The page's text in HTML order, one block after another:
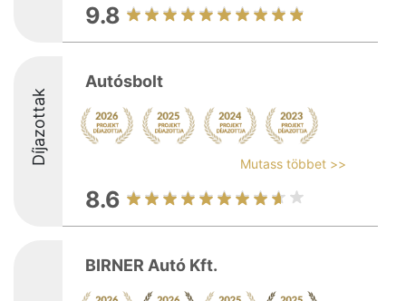
9.8
Díjazottak
Autósbolt
Mutass többet >>
8.6
BIRNER Autó Kft.